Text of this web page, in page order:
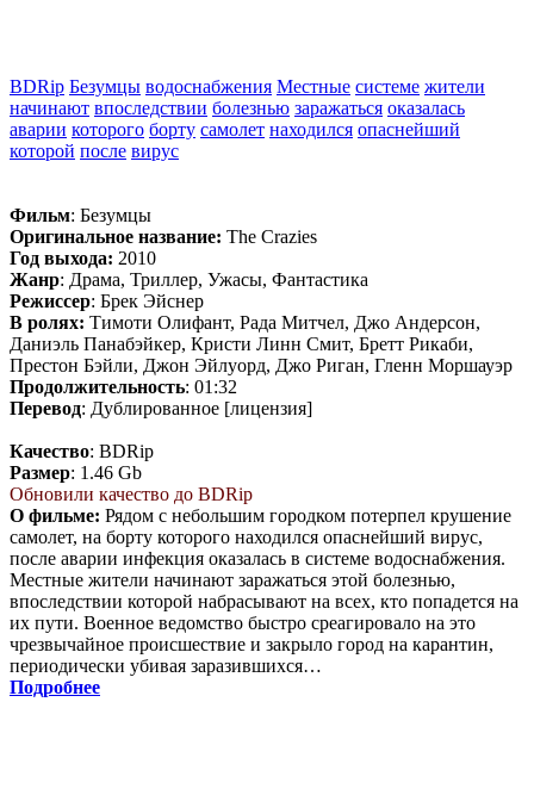
BDRip Безумцы водоснабжения Местные системе жители
начинают впоследствии болезнью заражаться оказалась
аварии которого борту самолет находился опаснейший
которой после вирус
Фильм: Безумцы
Оригинальное название: The Crazies
Год выхода: 2010
Жанр: Драма, Триллер, Ужасы, Фантастика
Режиссер: Брек Эйснер
В ролях: Тимоти Олифант, Рада Митчел, Джо Андерсон,
Даниэль Панабэйкер, Кристи Линн Смит, Бретт Рикаби,
Престон Бэйли, Джон Эйлуорд, Джо Риган, Гленн Моршауэр
Продолжительность: 01:32
Перевод: Дублированное [лицензия]
Качество: BDRip
Размер: 1.46 Gb
Обновили качество до BDRip
О фильме: Рядом с небольшим городком потерпел крушение
самолет, на борту которого находился опаснейший вирус,
после аварии инфекция оказалась в системе водоснабжения.
Местные жители начинают заражаться этой болезнью,
впоследствии которой набрасывают на всех, кто попадется на
их пути. Военное ведомство быстро среагировало на это
чрезвычайное происшествие и закрыло город на карантин,
периодически убивая заразившихся…
Подробнее